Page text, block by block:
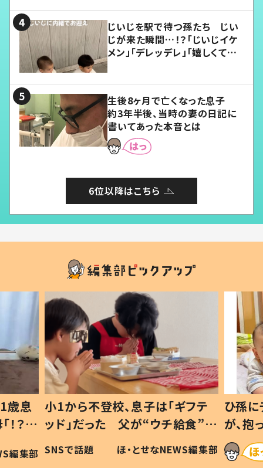
じいじを駅で待つ孫たち じい
じが来た瞬間…！？「じいじイケ
メン」「デレッデレ」「嬉しくて可
生後8ヶ月で亡くなった息子
約3年半後、当時の妻の日記に
書いてあった本音とは
6位以降はこちら
歳息
？」
編集部
小1から不登校、息子は「ギフテ
ッド」だった 父が“ウチ給食”を
作り続ける理由とは #令和の親
#令和の子
SNSで話題 ほ・とせなNEWS編集部
ひ孫
が、
「涙が
い」